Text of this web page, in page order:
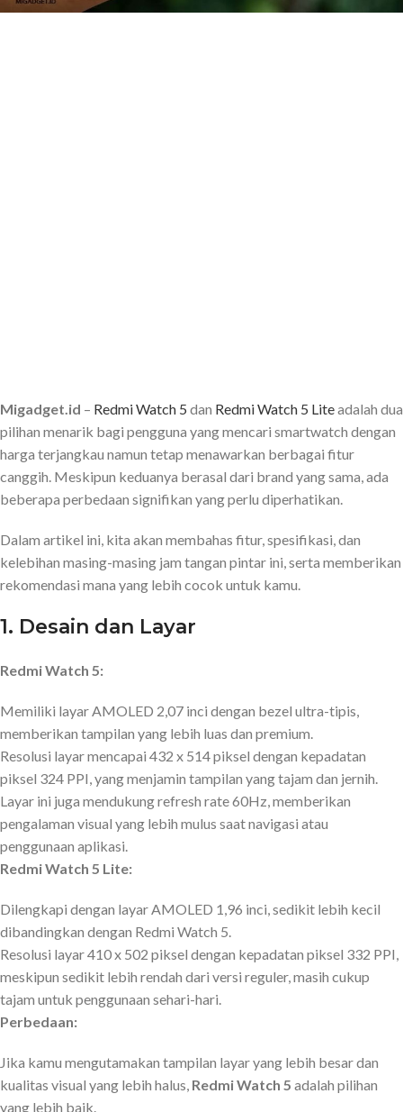
Migadget.id – Redmi Watch 5 dan Redmi Watch 5 Liteadalah dua
pilihan menarik bagi pengguna yang mencari smartwatch dengan
harga terjangkau namun tetap menawarkan berbagai fitur
canggih. Meskipun keduanya berasal dari brand yang sama, ada
beberapa perbedaan signifikan yang perlu diperhatikan.
Dalam artikel ini, kita akan membahas fitur, spesifikasi, dan
kelebihan masing-masing jam tangan pintar ini, serta memberikan
rekomendasi mana yang lebih cocok untuk kamu.
1. Desain dan Layar
Redmi Watch 5:
Memiliki layar AMOLED 2,07 inci dengan bezel ultra-tipis,
memberikan tampilan yang lebih luas dan premium.
Resolusi layar mencapai 432 x 514 piksel dengan kepadatan
piksel 324 PPI, yang menjamin tampilan yang tajam dan jernih.
Layar ini juga mendukung refresh rate 60Hz, memberikan
pengalaman visual yang lebih mulus saat navigasi atau
penggunaan aplikasi.
Redmi Watch 5 Lite:
Dilengkapi dengan layar AMOLED 1,96 inci, sedikit lebih kecil
dibandingkan dengan Redmi Watch 5.
Resolusi layar 410 x 502 piksel dengan kepadatan piksel 332 PPI,
meskipun sedikit lebih rendah dari versi reguler, masih cukup
tajam untuk penggunaan sehari-hari.
Perbedaan:
Jika kamu mengutamakan tampilan layar yang lebih besar dan
kualitas visual yang lebih halus, Redmi Watch 5 adalah pilihan
yang lebih baik.